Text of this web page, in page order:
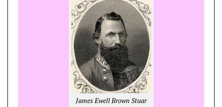
James Ewell Brown Stuar